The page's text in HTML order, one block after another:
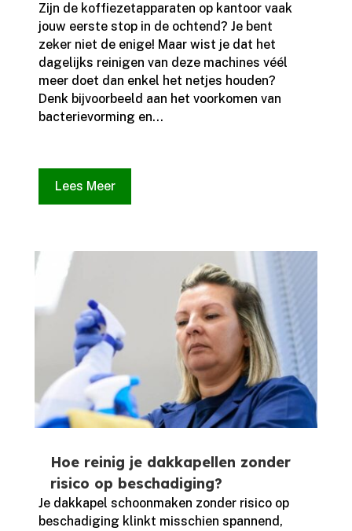
Zijn de koffiezetapparaten op kantoor vaak
jouw eerste stop in de ochtend? Je bent
zeker niet de enige! Maar wist je dat het
dagelijks reinigen van deze machines véél
meer doet dan enkel het netjes houden?
Denk bijvoorbeeld aan het voorkomen van
bacterievorming en...
Lees Meer
Hoe reinig je dakkapellen zonder
risico op beschadiging?
Je dakkapel schoonmaken zonder risico op
beschadiging klinkt misschien spannend,